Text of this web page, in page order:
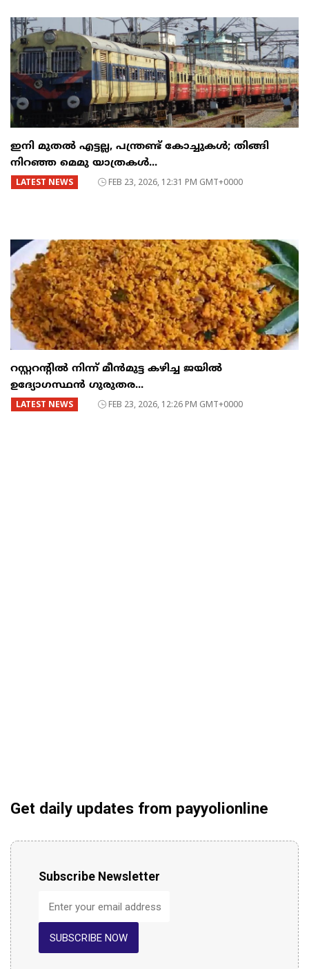
ഇനി മുതൽ എട്ടല്ല, പന്ത്രണ്ട് കോച്ചുകള്‍; തിങ്ങി
നിറഞ്ഞ മെമു യാത്രകൾ...
LATEST NEWS FEB 23, 2026, 12:31 PM GMT+0000
റസ്റ്ററന്റില്‍ നിന്ന് മീന്‍മുട്ട കഴിച്ച ജയില്‍
ഉദ്യോഗസ്ഥന്‍ ഗുരുതര...
LATEST NEWS FEB 23, 2026, 12:26 PM GMT+0000
Get daily updates from payyolionline
Subscribe Newsletter
SUBSCRIBE NOW